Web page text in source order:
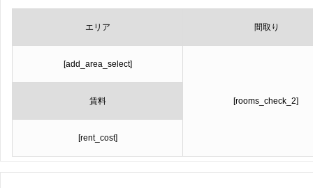
エリア 間取り
[add_area_select]
[rooms_check_2]
賃料
[rent_cost]